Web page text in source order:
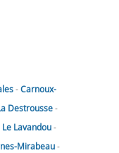
-Carnoux-
Destrousse-
Le Lavandou-
Mirabeau-